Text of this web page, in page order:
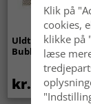
Uldtæppe -
Bubble (beige)
kr.629
Klik på
cookies,
klikke på
læse